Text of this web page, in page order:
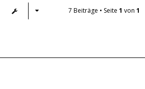
7 Beiträge • Seite 1 von 1